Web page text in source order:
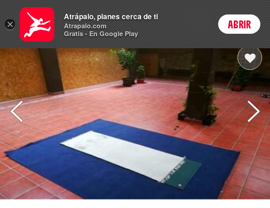
Hoteles Precios en
ARSCambiar moneda
Login
×
Atrápalo, planes cerca de ti
Atrapalo.com
Gratis - En Google Play
ABRIR